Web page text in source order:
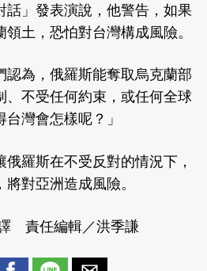
話」發表演說，他警告，如果
土，恐怕對台灣構成風險。
認為，俄羅斯能奪取烏克蘭部
、不受任何約束，或任何全球
灣會怎樣呢？」
羅斯在不受反對的情況下，
對亞洲造成風險。
責任編輯／洪季謙